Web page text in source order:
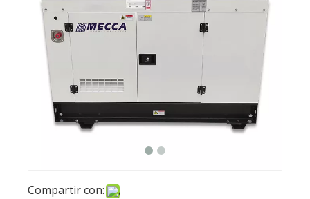
Compartir con:
50kVA Generador diesel
Kubota de larga duración para
telecomunicaciones